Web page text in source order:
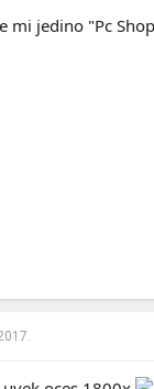
mi jedino "Pc